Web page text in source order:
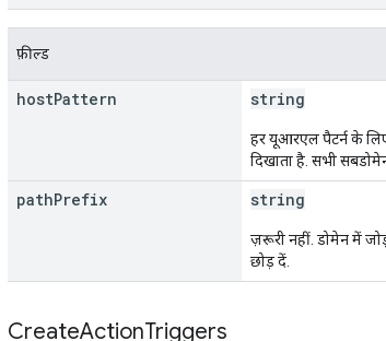
फ़ील्ड
hostPattern string
हर यूआरएल पैटर्न के
दिखाता है. सभी
pathPrefix string
ज़रूरी नहीं. डोमेन में
छोड़ दें.
CreateActionTriggers